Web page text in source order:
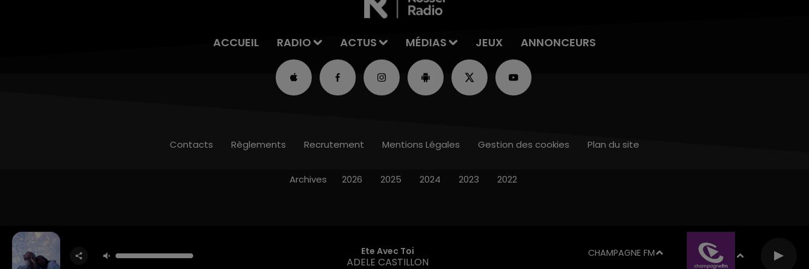
ACCUEIL RADIO ACTUS MÉDIAS JEUX ANNONCEURS
Ete Avec Toi
ADELE CASTILLON
CHAMPAGNE FM
Contacts Règlements Recrutement Mentions Légales Gestion des cookies Plan du site
Archives 2026 2025 2024 2023 2022